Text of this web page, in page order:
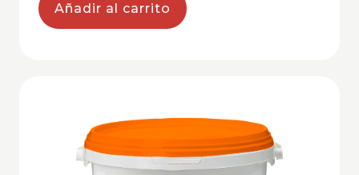
Añadir al carrito